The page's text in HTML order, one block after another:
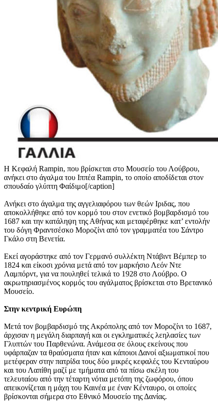
Η Κεφαλή Rampin, που βρίσκεται στο Μουσείο του Λούβρου,
ανήκει στο άγαλμα του Ιππέα Rampin, το οποίο αποδίδεται στον
σπουδαίο γλύπτη Φαίδιμο[/caption]
Ανήκει στο άγαλμα της αγγελιαφόρου των θεών Ιριδας, που
αποκολλήθηκε από τον κορμό του στον ενετικό βομβαρδισμό του
1687 και την κατάληψη της Αθήνας και μεταφέρθηκε κατ’ εντολήν
του δόγη Φραντσέσκο Μοροζίνι από τον γραμματέα του Σάντρο
Γκάλο στη Βενετία.
Εκεί αγοράστηκε από τον Γερμανό συλλέκτη Ντάβιντ Βέμπερ το
1824 και είκοσι χρόνια μετά από τον μαρκήσιο Λεόν Ντε
Λαμπόρντ, για να πουληθεί τελικά το 1928 στο Λούβρο. Ο
ακρωτηριασμένος κορμός του αγάλματος βρίσκεται στο Βρετανικό
Μουσείο.
Στην κεντρική Ευρώπη
Μετά τον βομβαρδισμό της Ακρόπολης από τον Μοροζίνι το 1687,
άρχισαν η μεγάλη διαρπαγή και οι εγκληματικές λεηλασίες των
Γλυπτών του Παρθενώνα. Ανάμεσα σε όλους εκείνους που
υφάρπαζαν τα θραύσματα ήταν και κάποιοι Δανοί αξιωματικοί που
μετέφεραν στην πατρίδα τους δύο μικρές κεφαλές του Κενταύρου
και του Λαπίθη μαζί με τμήματα από τα πίσω σκέλη του
τελευταίου από την τέταρτη νότια μετόπη της ζωφόρου, όπου
απεικονίζεται η μάχη του Καινέα με έναν Κένταυρο, οι οποίες
βρίσκονται σήμερα στο Εθνικό Μουσείο της Δανίας.